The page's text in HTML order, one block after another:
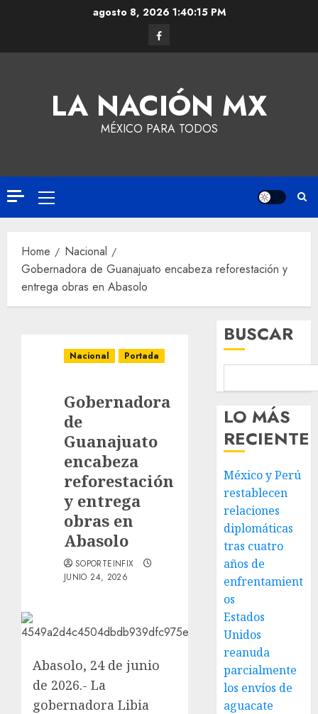
agosto 8, 2026 1:40:15 PM
LA NACIÓN MX
MÉXICO PARA TODOS
Home
Nacional
Gobernadora de Guanajuato encabeza reforestación y
entrega obras en Abasolo
Nacional Portada
Gobernadora
de
Guanajuato
encabeza
reforestación
y entrega
obras en
Abasolo
SOPORTEINFIX
JUNIO 24, 2026
Abasolo, 24 de junio
de 2026.- La
gobernadora Libia
BUSCAR
LO MÁS
RECIENTE
México y Perú
restablecen
relaciones
diplomáticas
tras cuatro
años de
enfrentamient
os
Estados
Unidos
reanuda
parcialmente
los envíos de
aguacate